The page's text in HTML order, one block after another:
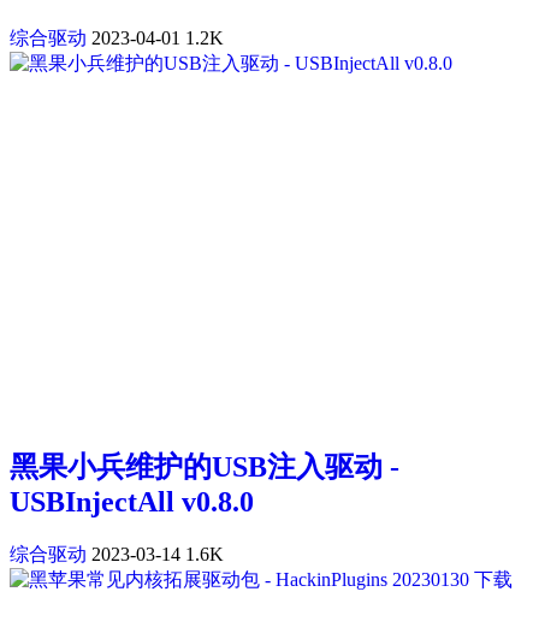
综合驱动 2023-04-01 1.2K
黑果小兵维护的USB注入驱动 -
USBInjectAll v0.8.0
综合驱动 2023-03-14 1.6K